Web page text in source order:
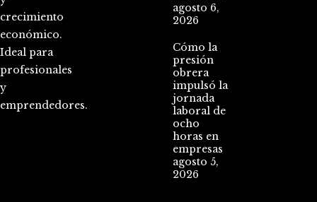
crecimiento
económico.
Ideal para
profesionales
y
emprendedores.
agosto 6,
2026
Cómo la
presión
obrera
impulsó la
jornada
laboral de
ocho
horas en
empresas
agosto 5,
2026